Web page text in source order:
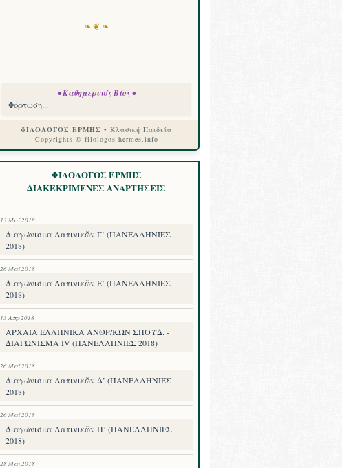
❧ ❦ ❧
• Καθημερινός Βίος •
Φόρτωση...
ΦΙΛΟΛΟΓΟΣ ΕΡΜΗΣ • Κλασική Παιδεία
Copyrights © filologos-hermes.info
ΦΙΛΟΛΟΓΟΣ ΕΡΜΗΣ
ΔΙΑΚΕΚΡΙΜΕΝΕΣ ΑΝΑΡΤΗΣΕΙΣ
13 Μαΐ 2018
Διαγώνισμα Λατινικῶν Γ’ (ΠΑΝΕΛΛΗΝΙΕΣ
2018)
26 Μαΐ 2018
Διαγώνισμα Λατινικῶν Ε’ (ΠΑΝΕΛΛΗΝΙΕΣ
2018)
13 Απρ 2018
ΑΡΧΑΙΑ ΕΛΛΗΝΙΚΑ ΑΝΘΡ/ΚΩΝ ΣΠΟΥΔ. -
ΔΙΑΓΩΝΙΣΜΑ IV (ΠΑΝΕΛΛΗΝΙΕΣ 2018)
26 Μαΐ 2018
Διαγώνισμα Λατινικῶν Δ’ (ΠΑΝΕΛΛΗΝΙΕΣ
2018)
26 Μαΐ 2018
Διαγώνισμα Λατινικῶν Η’ (ΠΑΝΕΛΛΗΝΙΕΣ
2018)
28 Μαΐ 2018